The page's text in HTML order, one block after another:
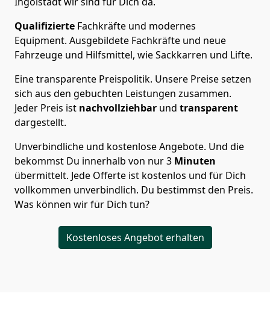
Qualifizierte Fachkräfte und modernes
Equipment. Ausgebildete Fachkräfte und neue
Fahrzeuge und Hilfsmittel, wie Sackkarren und Lifte.
Eine transparente Preispolitik. Unsere Preise setzen
sich aus den gebuchten Leistungen zusammen.
Jeder Preis ist nachvollziehbar und transparent
dargestellt.
Unverbindliche und kostenlose Angebote. Und die
bekommst Du innerhalb von nur3 Minuten
übermittelt. Jede Offerte ist kostenlos und für Dich
vollkommen unverbindlich. Du bestimmst den Preis.
Was können wir für Dich tun?
Kostenloses Angebot erhalten